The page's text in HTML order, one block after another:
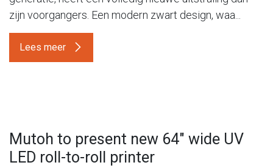
zijn voorgangers. Een modern zwart design, waa...
Lees meer
Mutoh to present new 64" wide UV
LED roll-to-roll printer